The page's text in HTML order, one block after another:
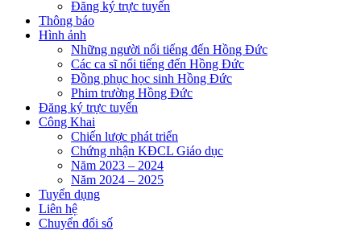
Đăng ký trực tuyến
Thông báo
Hình ảnh
Những người nổi tiếng đến Hồng Đức
Các ca sĩ nổi tiếng đến Hồng Đức
Đồng phục học sinh Hồng Đức
Phim trường Hồng Đức
Đăng ký trực tuyến
Công Khai
Chiến lược phát triển
Chứng nhận KĐCL Giáo dục
Năm 2023 – 2024
Năm 2024 – 2025
Tuyển dụng
Liên hệ
Chuyển đổi số